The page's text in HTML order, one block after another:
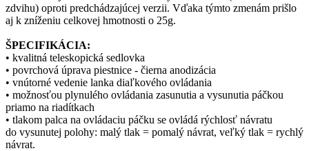
zdvihu) oproti predchádzajúcej verzii. Vďaka týmto zmenám prišlo
aj k zníženiu celkovej hmotnosti o 25g.
ŠPECIFIKÁCIA:
• kvalitná teleskopická sedlovka
• povrchová úprava piestnice - čierna anodizácia
• vnútorné vedenie lanka diaľkového ovládania
• možnosťou plynulého ovládania zasunutia a vysunutia páčkou
priamo na riadítkach
• tlakom palca na ovládaciu páčku se ovládá rýchlosť návratu
do vysunutej polohy: malý tlak = pomalý návrat, veľký tlak = rychlý
návrat.